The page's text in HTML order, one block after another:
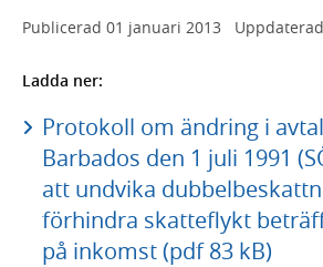
Publicerad 01 januari 2013 Uppdaterad
Ladda ner:
Protokoll om ändring i
Barbados den 1 juli 1991
att undvika
förhindra skatteflykt
på inkomst (pdf 83 kB)